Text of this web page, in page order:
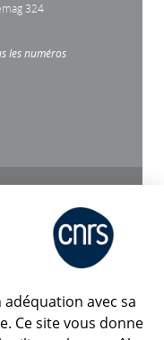
324
les numéros
adéquation avec sa
Ce site vous donne